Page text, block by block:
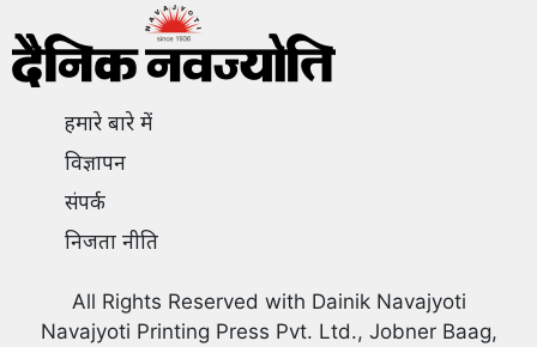
हमारे बारे में
विज्ञापन
संपर्क
निजता नीति
All Rights Reserved with Dainik Navajyoti
Navajyoti Printing Press Pvt. Ltd., Jobner Baag,